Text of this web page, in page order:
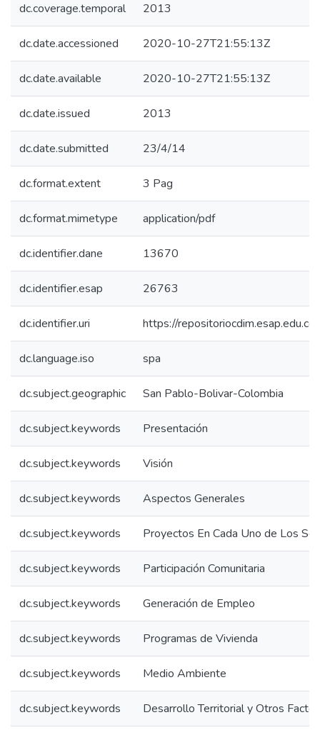
dc.coverage.temporal 2013
dc.date.accessioned 2020-10-27T21:55:13Z
dc.date.available 2020-10-27T21:55:13Z
dc.date.issued 2013
dc.date.submitted 23/4/14
dc.format.extent 3 Pag
dc.format.mimetype application/pdf
dc.identifier.dane 13670
dc.identifier.esap 26763
dc.identifier.uri https://
dc.language.iso spa
dc.subject.geographic San Pablo-Bolivar-Colombia
dc.subject.keywords Presentación
dc.subject.keywords Visión
dc.subject.keywords Aspectos Generales
dc.subject.keywords Proyectos En Cada Uno de Los
dc.subject.keywords Participación Comunitaria
dc.subject.keywords Generación de Empleo
dc.subject.keywords Programas de Vivienda
dc.subject.keywords Medio Ambiente
dc.subject.keywords Desarrollo Territorial y Otros